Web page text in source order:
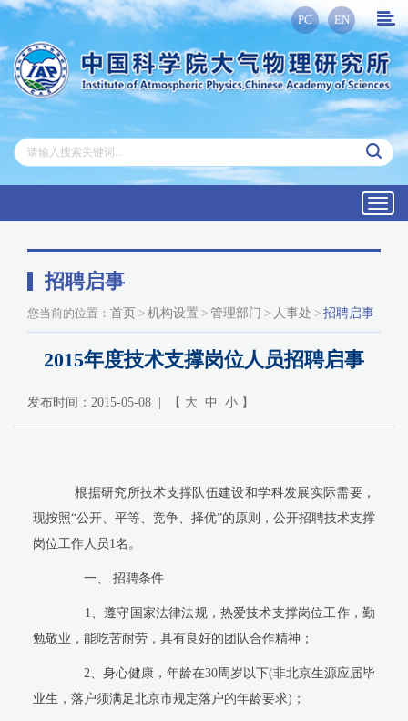
PC EN
招聘启事
您当前的位置： 首页 > 机构设置 > 管理部门 > 人事处 > 招聘启事
2015年度技术支撑岗位人员招聘启事
发布时间：2015-05-08 | 【 大 中 小 】
根据研究所技术支撑队伍建设和学科发展实际需要，
现按照“公开、平等、竞争、择优”的原则，公开招聘技术支撑
岗位工作人员1 名。
一、 招聘条件
1
、遵守国家法律法规，热爱技术支撑岗位工作，勤
勉敬业，能吃苦耐劳，具有良好的团队合作精神；
2 、身心健康，年龄在30 周岁以下(非北京生源应届毕
业生，落户须满足北京市规定落户的年龄要求)；